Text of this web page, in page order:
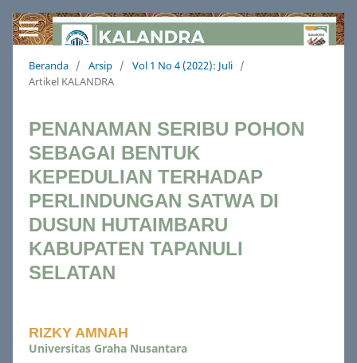
Beranda / Arsip / Vol 1 No 4 (2022): Juli /
Artikel KALANDRA
PENANAMAN SERIBU POHON
SEBAGAI BENTUK
KEPEDULIAN TERHADAP
PERLINDUNGAN SATWA DI
DUSUN HUTAIMBARU
KABUPATEN TAPANULI
SELATAN
RIZKY AMNAH
Universitas Graha Nusantara